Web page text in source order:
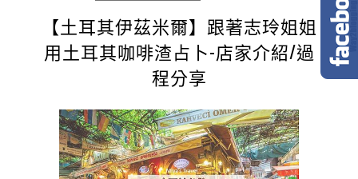
【土耳其伊茲米爾】跟著志玲姐姐
用土耳其咖啡渣占卜-店家介紹/過
程分享